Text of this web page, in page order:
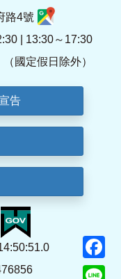
路4號
| 13:30～17:30
國定假日除外）
告